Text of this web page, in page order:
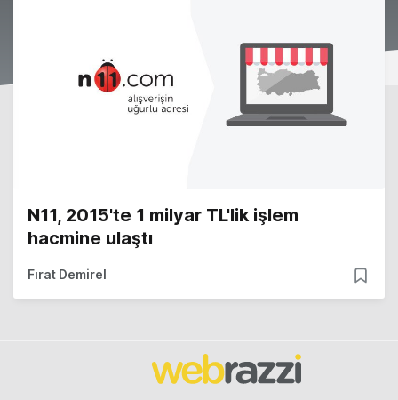
N11, 2015'te 1 milyar TL'lik işlem
hacmine ulaştı
Fırat Demirel